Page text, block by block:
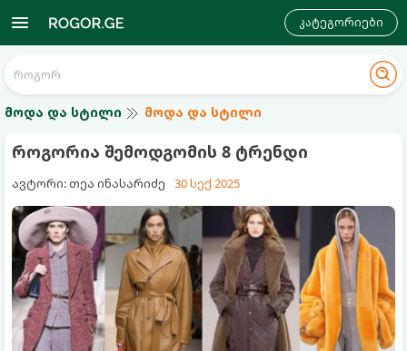
კატეგორიები
მოდა და სტილი მოდა და სტილი
როგორია შემოდგომის 8 ტრენდი
ავტორი: თეა ინასარიძე 30 სექ 2025